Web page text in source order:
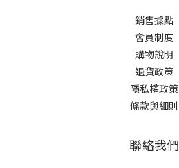
銷售據點
會員制度
購物說明
退貨政策
隱私權政策
條款與細則
聯絡我們